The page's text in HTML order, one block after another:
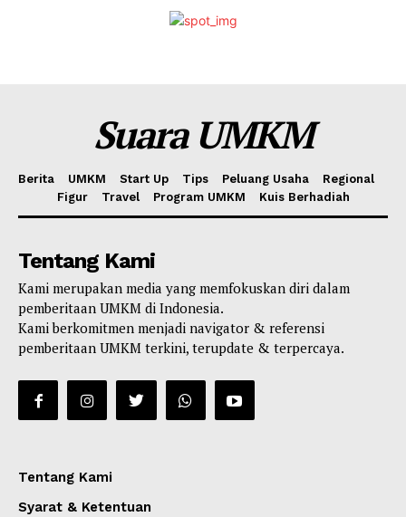
Suara UMKM
Berita UMKM Start Up Tips Peluang Usaha
Regional
Figur
Travel Program UMKM Kuis Berhadiah
Tentang Kami
Kami merupakan media yang memfokuskan diri dalam
pemberitaan UMKM di Indonesia.
Kami berkomitmen menjadi navigator & referensi
pemberitaan UMKM terkini, terupdate & terpercaya.
Tentang Kami
Syarat & Ketentuan